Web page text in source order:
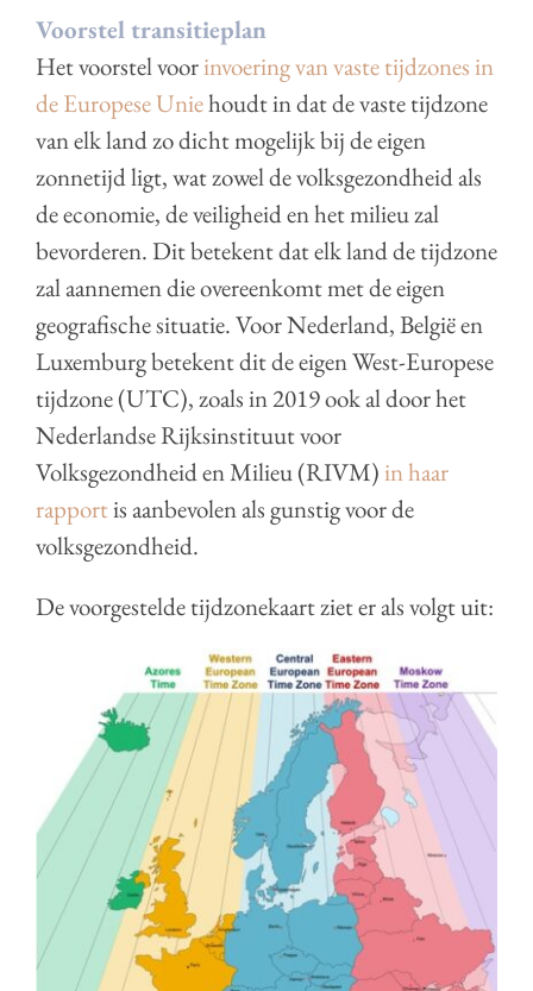
Voorstel transitieplan
Het voorstel voorinvoering van vaste tijdzones in
de Europese Uniehoudt in dat de vaste tijdzone
van elk land zo dicht mogelijk bij de eigen
zonnetijd ligt, wat zowel de volksgezondheid als
de economie, de veiligheid en het milieu zal
bevorderen. Dit betekent dat elk land de tijdzone
zal aannemen die overeenkomt met de eigen
geografische situatie. Voor Nederland, België en
Luxemburg betekent dit de eigen West-Europese
tijdzone (UTC), zoals in 2019 ook al door het
Nederlandse Rijksinstituut voor
Volksgezondheid en Milieu (RIVM)in haar
rapportis aanbevolen als gunstig voor de
volksgezondheid.
De voorgestelde tijdzonekaart ziet er als volgt uit: